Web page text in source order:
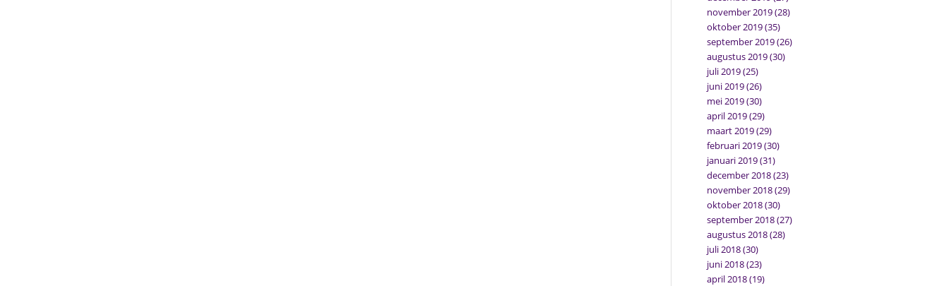
november 2019(28)
oktober 2019(35)
september 2019(26)
augustus 2019(30)
juli 2019(25)
juni 2019(26)
mei 2019(30)
april 2019(29)
maart 2019(29)
februari 2019(30)
januari 2019(31)
december 2018(23)
november 2018(29)
oktober 2018(30)
september 2018(27)
augustus 2018(28)
juli 2018(30)
juni 2018(23)
april 2018(19)